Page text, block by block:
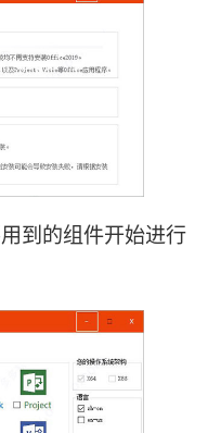
到的组件开始进行